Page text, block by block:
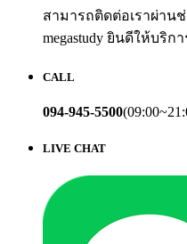
สามารถติดต่อเราผ่าน
megastudy ยินดีให้บริกา
CALL
094-945-5500
LIVE CHAT